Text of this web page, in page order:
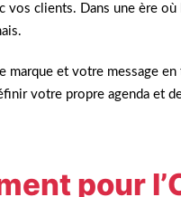
vos clients. Dans une ère
marque et votre message
votre propre agenda et
pour